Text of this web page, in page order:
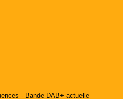
- Bande DAB+ actuelle